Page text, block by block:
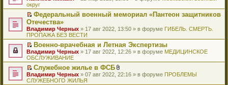
н
и
ю
о
б
щ
е
н
и
ю
н
о
м
у
с
о
о
б
щ
е
н
и
ю
ч
и
а
н
н
о
м
у
с
о
о
б
е
п
р
о
ч
и
т
а
н
н
о
м
у
с
о
м
у
н
е
п
р
о
ч
и
т
а
н
н
е
р
в
о
м
у
н
е
п
р
о
ч
и
т
и
к
п
е
р
в
о
м
у
н
е
п
р
е
р
е
й
т
и
к
п
е
р
в
о
м
у
округ
П
е
р
е
й
т
и
к
п
е
р
Федеральный военный мемориал «Пантеон защитников
Отечества»
Владимир Черных » 17 авг 2022, 13:50 » в форуме ГИБЕЛЬ. СМЕРТЬ.
ПРОПАЖА БЕЗ ВЕСТИ
П
е
р
е
й
т
Военно-врачебная и Летная Экспертизы
Владимир Черных » 17 авг 2022, 12:26 » в форуме МЕДИЦИНСКОЕ
ОБСЛУЖИВАНИЕ
П
е
Служебное жилье в ФСБ
В
Владимир Черных » 07 авг 2022, 22:16 » в форуме ПРОБЛЕМЫ
СЛУЖЕБНОГО ЖИЛЬЯ